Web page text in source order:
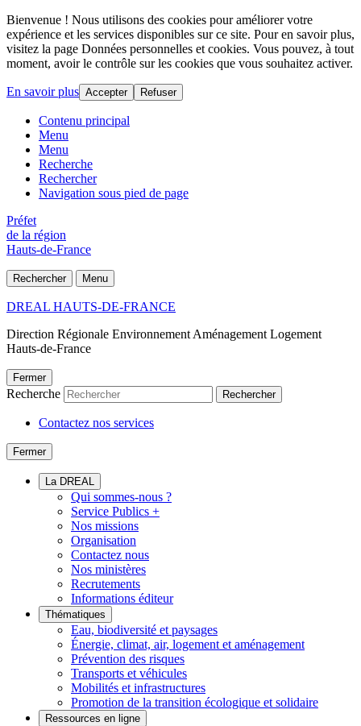
Bienvenue ! Nous utilisons des cookies pour améliorer votre
expérience et les services disponibles sur ce site. Pour en savoir plus,
visitez la page Données personnelles et cookies. Vous pouvez, à tout
moment, avoir le contrôle sur les cookies que vous souhaitez activer.
En savoir plus Accepter Refuser
Contenu principal
Menu
Menu
Recherche
Rechercher
Navigation sous pied de page
Préfet
de la région
Hauts-de-France
Rechercher Menu
DREAL HAUTS-DE-FRANCE
Direction Régionale Environnement Aménagement Logement
Hauts-de-France
Fermer
Recherche Rechercher
Contactez nos services
Fermer
La DREAL
Qui sommes-nous ?
Service Publics +
Nos missions
Organisation
Contactez nous
Nos ministères
Recrutements
Informations éditeur
Thématiques
Eau, biodiversité et paysages
Énergie, climat, air, logement et aménagement
Prévention des risques
Transports et véhicules
Mobilités et infrastructures
Promotion de la transition écologique et solidaire
Ressources en ligne